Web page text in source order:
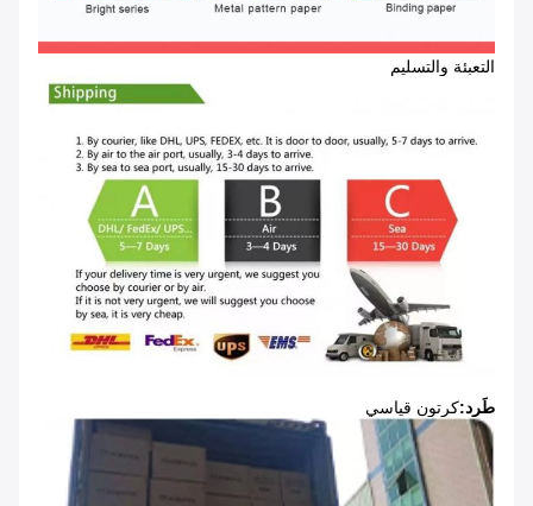
التعبئة والتسليم
طَرد:كرتون قياسي